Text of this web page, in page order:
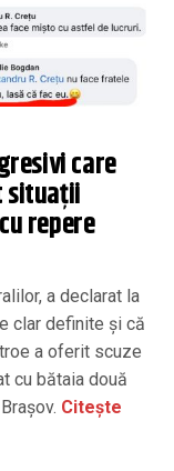
care
situații
repere
a declarat la
clar definite și că
a oferit scuze
cu bătaia două
Citește